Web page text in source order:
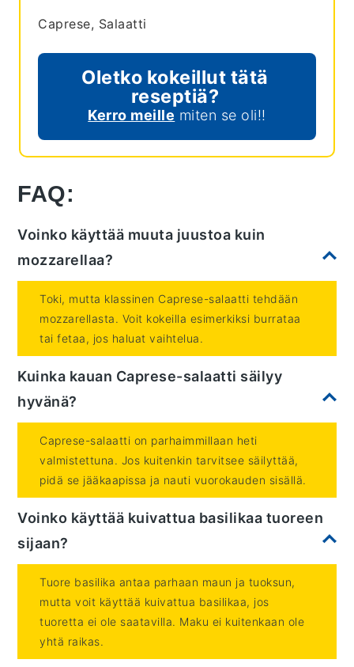
Caprese, Salaatti
Oletko kokeillut tätä
reseptiä?
Kerro meille miten se oli!!
FAQ:
Voinko käyttää muuta juustoa kuin
mozzarellaa?
Toki, mutta klassinen Caprese-salaatti tehdään
mozzarellasta. Voit kokeilla esimerkiksi burrataa
tai fetaa, jos haluat vaihtelua.
Kuinka kauan Caprese-salaatti säilyy
hyvänä?
Caprese-salaatti on parhaimmillaan heti
valmistettuna. Jos kuitenkin tarvitsee säilyttää,
pidä se jääkaapissa ja nauti vuorokauden sisällä.
Voinko käyttää kuivattua basilikaa tuoreen
sijaan?
Tuore basilika antaa parhaan maun ja tuoksun,
mutta voit käyttää kuivattua basilikaa, jos
tuoretta ei ole saatavilla. Maku ei kuitenkaan ole
yhtä raikas.